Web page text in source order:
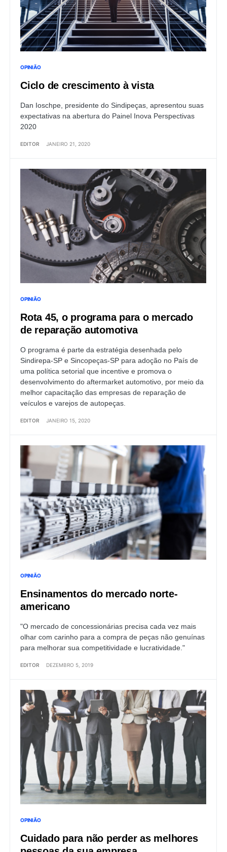
OPINIÃO
Ciclo de crescimento à vista
Dan Ioschpe, presidente do Sindipeças, apresentou suas
expectativas na abertura do Painel Inova Perspectivas
2020
EDITOR JANEIRO 21, 2020
OPINIÃO
Rota 45, o programa para o mercado
de reparação automotiva
O programa é parte da estratégia desenhada pelo
Sindirepa-SP e Sincopeças-SP para adoção no País de
uma política setorial que incentive e promova o
desenvolvimento do aftermarket automotivo, por meio da
melhor capacitação das empresas de reparação de
veículos e varejos de autopeças.
EDITOR JANEIRO 15, 2020
OPINIÃO
Ensinamentos do mercado norte-
americano
"O mercado de concessionárias precisa cada vez mais
olhar com carinho para a compra de peças não genuínas
para melhorar sua competitividade e lucratividade."
EDITOR DEZEMBRO 5, 2019
OPINIÃO
Cuidado para não perder as melhores